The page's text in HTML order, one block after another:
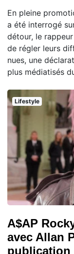
En pleine
a été interrogé
détour, le
de régler leurs
nues, une
plus médiatisés
Lifestyle
A$AP
avec Allan
publication